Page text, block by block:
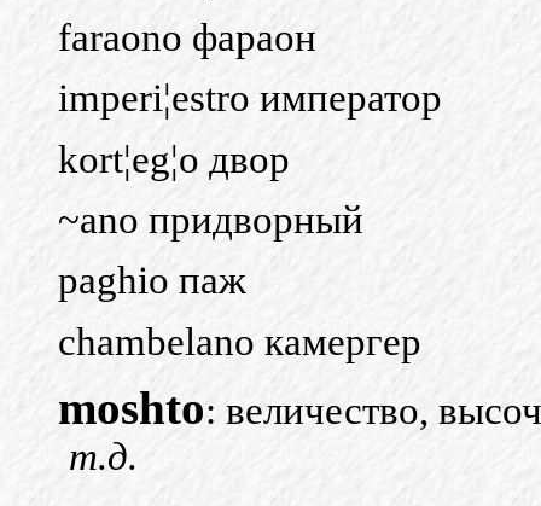
faraono фараон
imperi¦estro император
kort¦eg¦o двор
~ano придворный
paghio паж
chambelano камергер
moshto: величество,
т.д.